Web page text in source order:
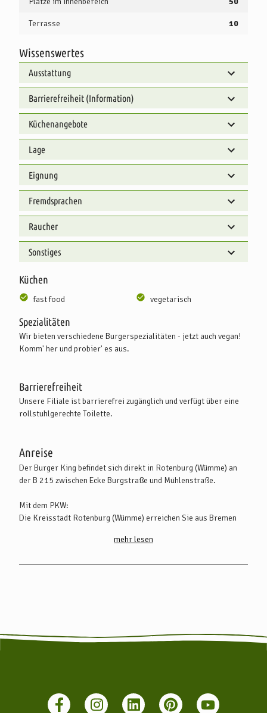
Terrasse 10
Spezialitäten
Wir bieten verschiedene Burgerspezialitäten - jetzt auch vegan!
Komm' her und probier' es aus.
Wissenswertes
Ausstattung
Barrierefreiheit (Information)
Küchenangebote
Lage
Eignung
Fremdsprachen
Raucher
Sonstiges
Küchen
fast food vegetarisch
Barrierefreiheit
Unsere Filiale ist barrierefrei zugänglich und verfügt über eine
rollstuhlgerechte Toilette.
Anreise
Der Burger King befindet sich direkt in Rotenburg (Wümme) an
der B 215 zwischen Ecke Burgstraße und Mühlenstraße.
Mit dem PKW:
Die Kreisstadt Rotenburg (Wümme) erreichen Sie aus Bremen
sowie B 75 (Ausfahrt Rotenburg Mitte). Wenn Sie aus Hannover
Sie die B 215 in Richtung Rotenburg (Wümme).
(Wümme) als Zwischenstopp. Zudem verkehrt die EVB zwischen
möglich. Weitere Infos zu den Bahnverbindungen finden Sie unter:
www.bahn.de
mehr lesen